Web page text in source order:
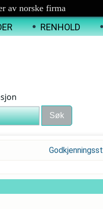
av norske firma
RENHOLD